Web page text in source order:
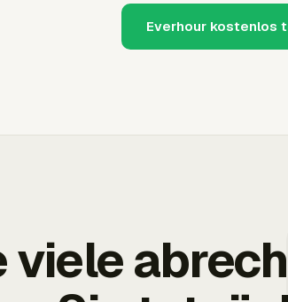
Everhour kostenlos
viele